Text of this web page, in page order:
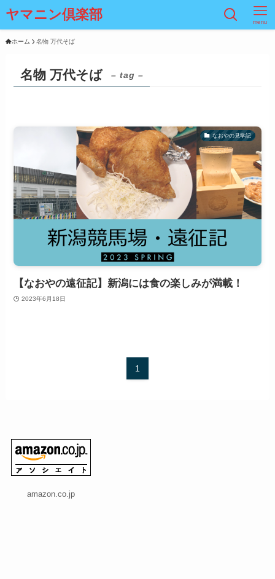
ヤマニン倶楽部 menu
ホーム 名物 万代そば
名物 万代そば – tag –
なおやの見学記
【なおやの遠征記】新潟には食の楽しみが満載！
2023年6月18日
1
amazon.co.jp